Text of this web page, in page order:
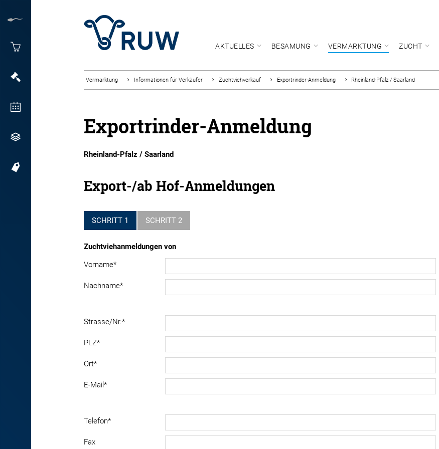
AKTUELLES BESAMUNG VERMARKTUNG ZUCHT
Vermarktung Informationen für Verkäufer Zuchtviehverkauf Exportrinder-Anmeldung Rheinland-Pfalz / Saarland
Exportrinder-Anmeldung
Rheinland-Pfalz / Saarland
Export-/ab Hof-Anmeldungen
SCHRITT 1 SCHRITT 2
Zuchtviehanmeldungen von
Vorname*
Nachname*
Strasse/Nr.*
PLZ*
Ort*
E-Mail*
Telefon*
Fax